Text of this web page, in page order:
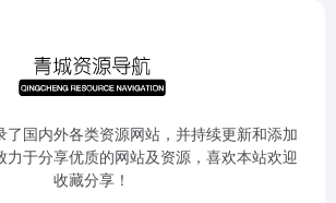
了国内外各类资源网站，并持续更新和添加
力于分享优质的网站及资源，喜欢本站欢迎
收藏分享！